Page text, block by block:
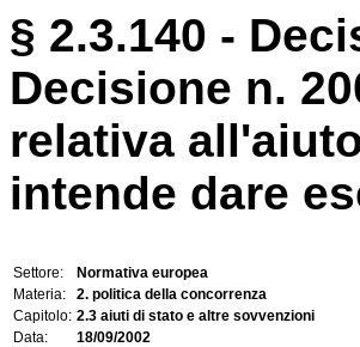
§ 2.3.140 -
Decisione n.
relativa
intende dare
Settore:
Normativa europea
Materia:
2. politica della concorrenza
Capitolo: 2.3 aiuti di stato e altre sovvenzioni
Data:
18/09/2002